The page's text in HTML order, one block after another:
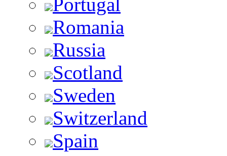
Portugal
Romania
Russia
Scotland
Sweden
Switzerland
Spain